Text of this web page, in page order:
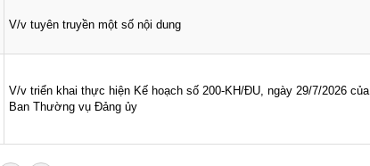
V/v tuyên truyền một số nội dung
V/v triển khai thực hiện Kế hoạch số 200-KH/ĐU, ngày 29/7/2026 của
Ban Thường vụ Đảng ủy